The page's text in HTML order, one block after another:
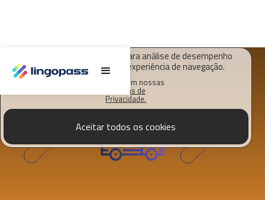
O Lingopass utiliza cookies para análise de desempenho
deste site e melhorar sua experiência de navegação.
Saiba mais em nossas
Políticas de
Privacidade.
Aceitar todos os cookies